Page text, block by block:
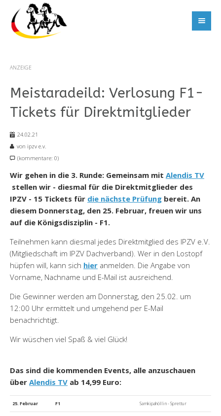
ANZEIGE
Meistaradeild: Verlosung F1-
Tickets für Direktmitglieder
24.02.21
von ipzv e.v.
(kommentare: 0)
Wir gehen in die 3. Runde: Gemeinsam mit Alendis TV
stellen wir - diesmal für die Direktmitglieder des
IPZV - 15 Tickets für die nächste Prüfung bereit. An
diesem Donnerstag, den 25. Februar, freuen wir uns
auf die Königsdisziplin - F1.
Teilnehmen kann diesmal jedes Direktmitglied des IPZV e.V.
(Mitgliedschaft im IPZV Dachverband). Wer in den Lostopf
hüpfen will, kann sich hier anmelden. Die Angabe von
Vorname, Nachname und E-Mail ist ausreichend.
Die Gewinner werden am Donnerstag, den 25.02. um
12:00 Uhr ermittelt und umgehend per E-Mail
benachrichtigt.
Wir wüschen viel Spaß & viel Glück!
Das sind die kommenden Events, alle anzuschauen
über Alendis TV ab 14,99 Euro:
25. Februar F1 Samkipahöllin - Sprettur